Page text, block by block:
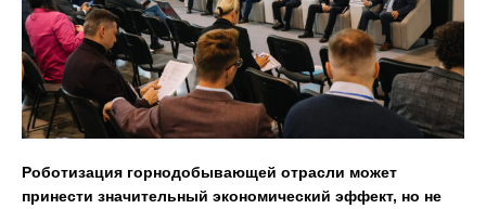
Роботизация горнодобывающей отрасли может
принести значительный экономический эффект, но не